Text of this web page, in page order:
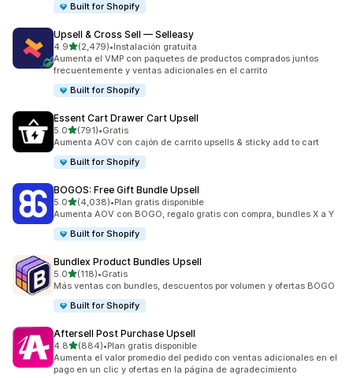
Built for Shopify
Upsell & Cross Sell — Selleasy
4.9de 5 estrellas
(2,479)
2479 reseñas en total
•Instalación gratuita
Aumenta el VMP con paquetes de productos comprados juntos
frecuentemente y ventas adicionales en el carrito
Built for Shopify
Essent Cart Drawer Cart Upsell
5.0de 5 estrellas
(791)
791 reseñas en total
•Gratis
Aumenta AOV con cajón de carrito upsells & sticky add to cart
Built for Shopify
BOGOS: Free Gift Bundle Upsell
5.0de 5 estrellas
(4,038)
4038 reseñas en total
•Plan gratis disponible
Aumenta AOV con BOGO, regalo gratis con compra, bundles X a Y
Built for Shopify
Bundlex Product Bundles Upsell
5.0de 5 estrellas
(118)
118 reseñas en total
•Gratis
Más ventas con bundles, descuentos por volumen y ofertas BOGO
Built for Shopify
Aftersell Post Purchase Upsell
4.8de 5 estrellas
(884)
884 reseñas en total
•Plan gratis disponible
Aumenta el valor promedio del pedido con ventas adicionales en el
pago en un clic y ofertas en la página de agradecimiento